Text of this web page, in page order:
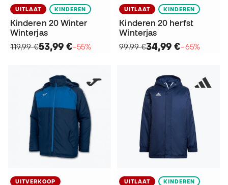
UITLAAT KINDEREN
Kinderen 20 Winter
Winterjas
119,99 €53,99 €−55%
UITLAAT KINDEREN
Kinderen 20 herfst
Winterjas
99,99 €34,99 €−65%
UITVERKOOP UITLAAT KINDEREN